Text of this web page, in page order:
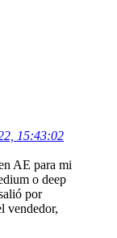
15:43:02
AE para mi
o deep
por
vendedor,